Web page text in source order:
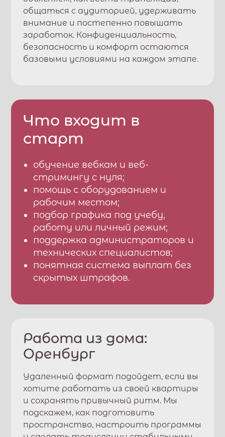
общаться с аудиторией, удерживать
внимание и постепенно повышать
заработок. Конфиденциальность,
безопасность и комфорт остаются
базовыми условиями на каждом этапе.
Что входит в
старт
обучение вебкам и веб-
стримингу с нуля;
помощь с оборудованием и
рабочим местом;
подбор графика под учебу,
работу или личный режим;
поддержка администраторов и
технических специалистов;
понятная система выплат без
скрытых штрафов.
Работа из дома:
Оренбург
Удаленный формат подойдет, если вы
хотите работать из своей квартиры
и сохранять привычный ритм. Мы
подскажем, как подготовить
пространство, настроить программы